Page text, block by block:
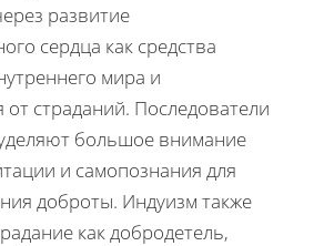
развитие
сердца как средства
мира и
страданий. Последователи
большое внимание
и самопознания для
доброты. Индуизм также
как добродетель,